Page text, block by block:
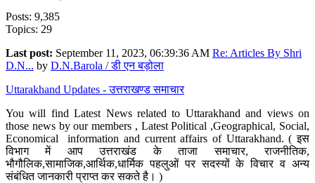
Posts: 9,385
Topics: 29
Last post: September 11, 2023, 06:39:36 AM Re: Articles By Shri
D.N... by D.N.Barola / डी एन बड़ोला
Uttarakhand Updates - उत्तराखण्ड समाचार
You will find Latest News related to Uttarakhand and views on
those news by our members , Latest Political ,Geographical, Social,
Economical information and current affairs of Uttarakhand. ( इस
विभाग में आप उत्तराखंड के ताजा समाचार, राजनीतिक,
भौगौलिक,सामाजिक,आर्थिक,धार्मिक पहलुओं पर सदस्यों के विचार व अन्य
संबंधित जानकारी प्राप्त कर सकते है। )